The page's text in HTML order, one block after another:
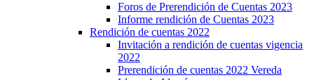
Foros de Prerendición de Cuentas 2023
Informe rendición de Cuentas 2023
Rendición de cuentas 2022
Invitación a rendición de cuentas vigencia
2022
Prerendición de cuentas 2022 Vereda